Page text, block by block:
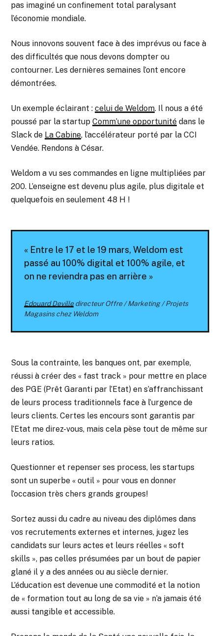
pas imaginé un confinement total paralysant
l’économie mondiale.
Nous innovons souvent face à des imprévus ou face à
des difficultés que nous devons dompter ou
contourner. Les dernières semaines l’ont encore
démontrées.
Un exemple éclairant :celui de Weldom. Il nous a été
poussé par la startupComm’une opportunité dans le
Slack de La Cabine, l’accélérateur porté par la CCI
Vendée. Rendons à César.
Weldom a vu ses commandes en ligne multipliées par
200. L’enseigne est devenu plus agile, plus digitale et
quelquefois en seulement 48 H !
« Entre le 17 et le 19 mars, Weldom est
passé au 100% digital et 100% agile, et
on ne reviendra pas en arrière »
Edouard Devilledirecteur Offre / Marketing / Projets
Magasins chez Weldom
Sous la contrainte, les banques ont, par exemple,
réussi à créer des « fast track » pour mettre en place
des PGE (Prêt Garanti par l’Etat) en s’affranchissant
de leurs process traditionnels face à l’urgence de
leurs clients. Certes les encours sont garantis par
l’Etat me direz-vous, mais cela pèse tout de même sur
leurs ratios.
Questionner et repenser ses process, les startups
sont un superbe « outil » pour vous en donner
l’occasion très chers grands groupes!
Sortez aussi du cadre au niveau des diplômes dans
vos recrutements externes et internes, jugez les
candidats sur leurs actes et leurs réelles « soft
skills », pas celles présumées par un bout de papier
glané il y a des années ou au siècle dernier.
L’éducation est devenue une commodité et la notion
de « formation tout au long de sa vie » n’a jamais été
aussi tangible et accessible.